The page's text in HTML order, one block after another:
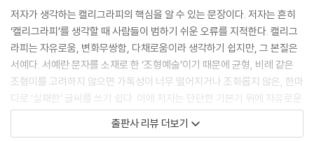
저자가 생각하는 캘리그라피의 핵심을 알 수 있는 문장이다. 저자는 흔히
‘캘리그라피’를 생각할 때 사람들이 범하기 쉬운 오류를 지적한다. 캘리그
라피는 자유로움, 변화무쌍함, 다채로움이라 생각하기 쉽지만, 그 본질은
서예다. 서예란 문자를 소재로 한 ‘조형예술’이기 때문에 균형, 비례 같은
조형미를 고려하지 않으면 가독성이 너무 떨어지거나 조화롭지 않은, 한마
디로 ‘실패한’ 글씨를 쓰기 쉽다. 이에 저자는 단단한 기본기 위에 자유로운
활용 실력을 쌓을 수 있도록 여러모로 신경 썼다.
출판사 리뷰 더보기